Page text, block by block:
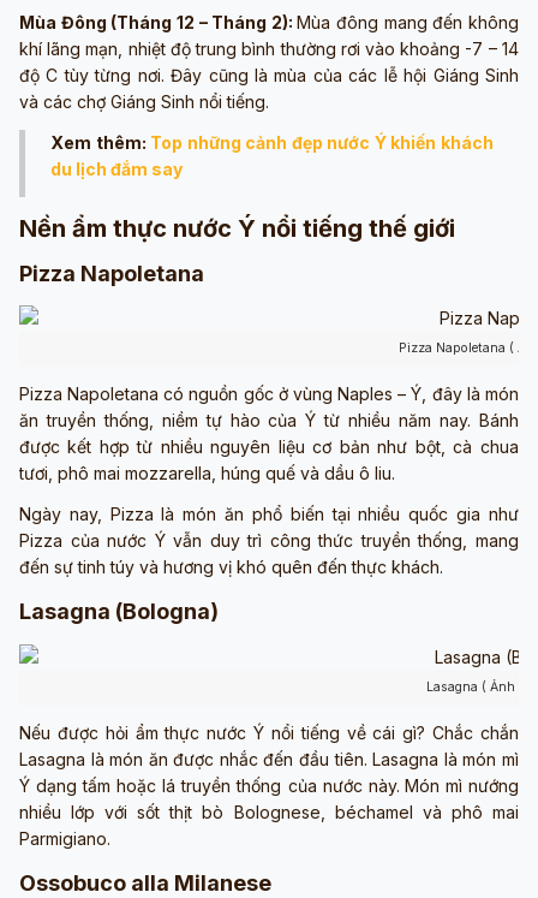
Mùa Đông (Tháng 12 – Tháng 2):Mùa đông mang đến không
khí lãng mạn, nhiệt độ trung bình thường rơi vào khoảng -7 – 14
độ C tùy từng nơi. Đây cũng là mùa của các lễ hội Giáng Sinh
và các chợ Giáng Sinh nổi tiếng.
Xem thêm: Top những cảnh đẹp nước Ý khiến khách
du lịch đắm say
Nền ẩm thực nước Ý nổi tiếng thế giới
Pizza Napoletana
Pizza Napoletana (
Pizza Napoletana có nguồn gốc ở vùng Naples – Ý, đây là món
ăn truyền thống, niềm tự hào của Ý từ nhiều năm nay. Bánh
được kết hợp từ nhiều nguyên liệu cơ bản như bột, cà chua
tươi, phô mai mozzarella, húng quế và dầu ô liu.
Ngày nay, Pizza là món ăn phổ biến tại nhiều quốc gia như
Pizza của nước Ý vẫn duy trì công thức truyền thống, mang
đến sự tinh túy và hương vị khó quên đến thực khách.
Lasagna (Bologna)
Lasagna ( Ảnh
Nếu được hỏi ẩm thực nước Ý nổi tiếng về cái gì? Chắc chắn
Lasagna là món ăn được nhắc đến đầu tiên. Lasagna là món mì
Ý dạng tấm hoặc lá truyền thống của nước này. Món mì nướng
nhiều lớp với sốt thịt bò Bolognese, béchamel và phô mai
Parmigiano.
Ossobuco alla Milanese